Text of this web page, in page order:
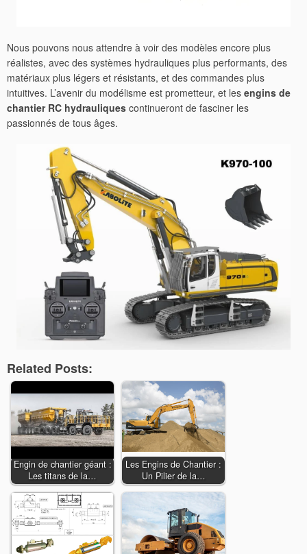
Nous pouvons nous attendre à voir des modèles encore plus
réalistes, avec des systèmes hydrauliques plus performants, des
matériaux plus légers et résistants, et des commandes plus
intuitives. L’avenir du modélisme est prometteur, et les engins de
chantier RC hydrauliques continueront de fasciner les
passionnés de tous âges.
Related Posts:
Engin de chantier géant :
Les titans de la…
Les Engins de Chantier :
Un Pilier de la…